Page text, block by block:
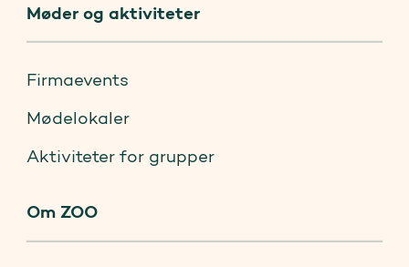
Møder og aktiviteter
Firmaevents
Mødelokaler
Aktiviteter for grupper
Om ZOO